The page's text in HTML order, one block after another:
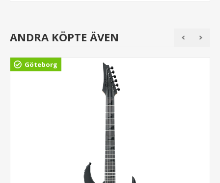
ANDRA KÖPTE ÄVEN
Göteborg